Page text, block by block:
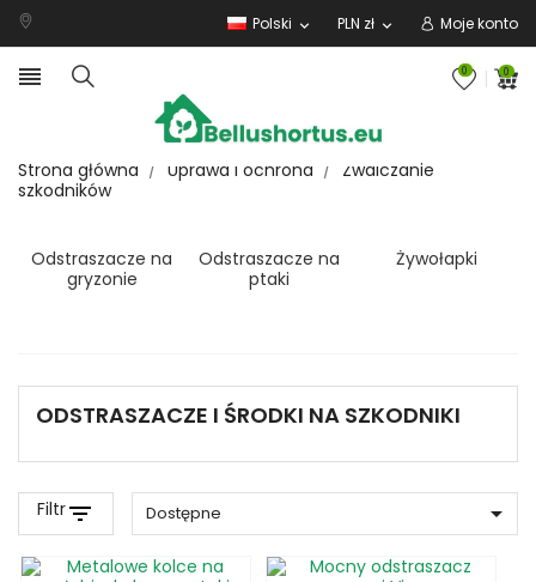
Polski expand_more PLN zł expand_more Moje konto
0 0

Strona główna Uprawa i ochrona
Zwalczanie
szkodników
Odstraszacze na
gryzonie
Odstraszacze na
ptaki
Żywołapki
ODSTRASZACZE I ŚRODKI NA SZKODNIKI
Filtrfilter_list Dostępne 